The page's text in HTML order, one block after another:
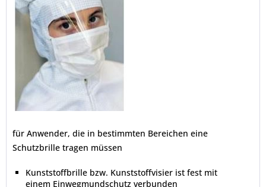
für Anwender, die in bestimmten Bereichen eine
Schutzbrille tragen müssen
Kunststoffbrille bzw. Kunststoffvisier ist fest mit
einem Einwegmundschutz verbunden